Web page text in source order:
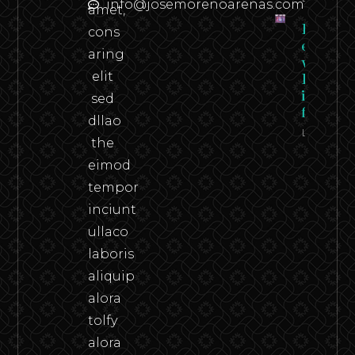
amet,
cons
aring
elit
sed
dllao
the
eimod
tempor
inciunt
ullaco
laboris
aliquip
alora
tolfy
alora
info@josemorenoarenas.com
en
viva –
in the
flesh
Leer